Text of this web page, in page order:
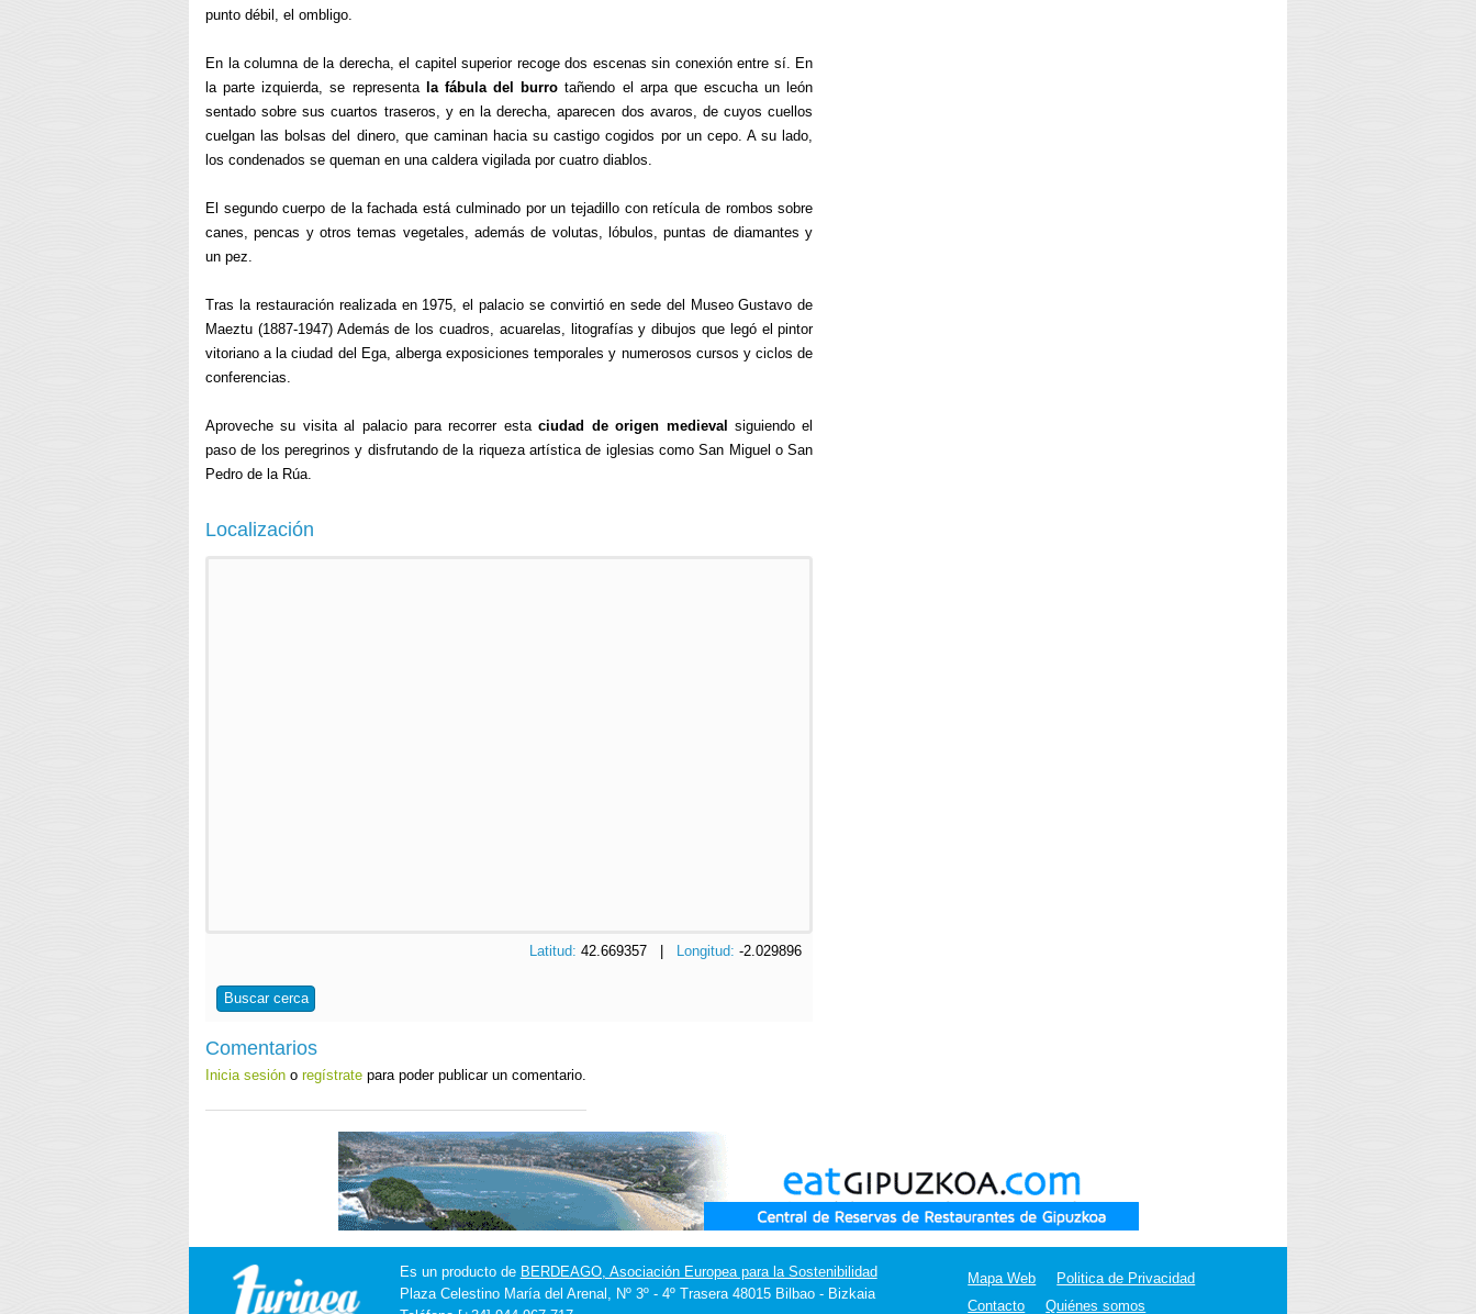
punto débil, el ombligo.
En la columna de la derecha, el capitel superior recoge dos escenas sin conexión entre sí. En
la parte izquierda, se representa la fábula del burro tañendo el arpa que escucha un león
sentado sobre sus cuartos traseros, y en la derecha, aparecen dos avaros, de cuyos cuellos
cuelgan las bolsas del dinero, que caminan hacia su castigo cogidos por un cepo. A su lado,
los condenados se queman en una caldera vigilada por cuatro diablos.
El segundo cuerpo de la fachada está culminado por un tejadillo con retícula de rombos sobre
canes, pencas y otros temas vegetales, además de volutas, lóbulos, puntas de diamantes y
un pez.
Tras la restauración realizada en 1975, el palacio se convirtió en sede del Museo Gustavo de
Maeztu (1887-1947) Además de los cuadros, acuarelas, litografías y dibujos que legó el pintor
vitoriano a la ciudad del Ega, alberga exposiciones temporales y numerosos cursos y ciclos de
conferencias.
Aproveche su visita al palacio para recorrer estaciudad de origen medieval siguiendo el
paso de los peregrinos y disfrutando de la riqueza artística de iglesias como San Miguel o San
Pedro de la Rúa.
Localización
Latitud:42.669357 | Longitud:-2.029896
Buscar cerca
Comentarios
Inicia sesión o regístrate para poder publicar un comentario.
Es un producto de BERDEAGO, Asociación Europea para la Sostenibilidad
Plaza Celestino María del Arenal, Nº 3º - 4º Trasera 48015 Bilbao - Bizkaia
Mapa Web
Politica de Privacidad
Contacto
Quiénes somos